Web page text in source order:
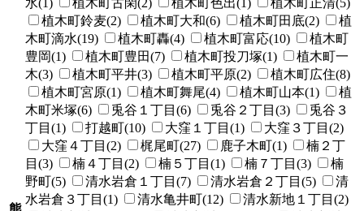
水(1)
植木町古閑(2) 植木町色出(1)
植木町正清(5)
植木町鈴麦(2)
植木町大和(6) 植木町田底(2)
植
木町滴水(19)
植木町轟(4) 植木町富応(10)
植木町
豊岡(1)
植木町豊田(7) 植木町投刀塚(1)
植木町一
木(3)
植木町平井(3) 植木町平原(2)
植木町広住(8)
植木町宮原(1)
植木町舞尾(4) 植木町山本(1)
植
木町米塚(6)
兎谷１丁目(6) 兎谷２丁目(3)
兎谷３
丁目(1)
打越町(10) 大窪１丁目(1)
大窪３丁目(2)
大窪４丁目(2)
梶尾町(27) 鹿子木町(1)
楠２丁
目(3)
楠４丁目(2) 楠５丁目(1) 楠７丁目(3)
楠
野町(5)
清水岩倉１丁目(7) 清水岩倉２丁目(5)
清
水岩倉３丁目(1)
清水亀井町(12)
清水新地１丁目(2)